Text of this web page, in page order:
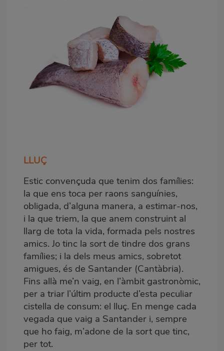
LLUÇ
Estic convençuda que tenim dos famílies:
la que ens toca per raons sanguínies,
obligada, d’alguna manera, a estimar-nos,
i la que triem, la que anem construint al
llarg de tota la vida, formada pels nostres
amics. Jo tinc la sort de tindre dos grans
famílies; i la dels meus amics, sobretot
amigues, és de Santander (Cantàbria).
Fins allà me’n vaig, en l’àmbit gastronòmic,
per a triar l’últim producte d’esta peculiar
cistella de consum: el lluç. En menge cada
vegada que vaig a Santander i, sempre
que ho faig, m’adone de la sort que tinc,
per tot.